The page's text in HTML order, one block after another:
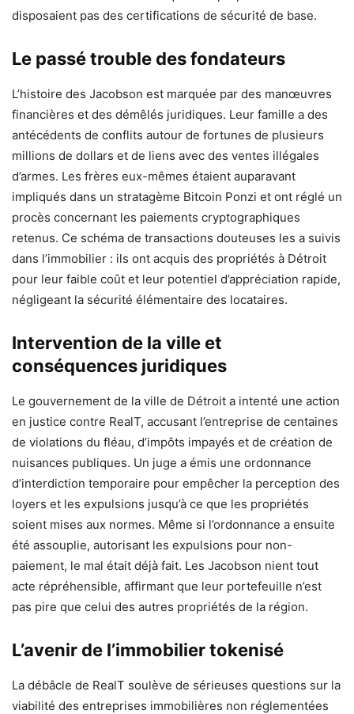
disposaient pas des certifications de sécurité de base.
Le passé trouble des fondateurs
L’histoire des Jacobson est marquée par des manœuvres
financières et des démêlés juridiques. Leur famille a des
antécédents de conflits autour de fortunes de plusieurs
millions de dollars et de liens avec des ventes illégales
d’armes. Les frères eux-mêmes étaient auparavant
impliqués dans un stratagème Bitcoin Ponzi et ont réglé un
procès concernant les paiements cryptographiques
retenus. Ce schéma de transactions douteuses les a suivis
dans l’immobilier : ils ont acquis des propriétés à Détroit
pour leur faible coût et leur potentiel d’appréciation rapide,
négligeant la sécurité élémentaire des locataires.
Intervention de la ville et
conséquences juridiques
Le gouvernement de la ville de Détroit a intenté une action
en justice contre RealT, accusant l’entreprise de centaines
de violations du fléau, d’impôts impayés et de création de
nuisances publiques. Un juge a émis une ordonnance
d’interdiction temporaire pour empêcher la perception des
loyers et les expulsions jusqu’à ce que les propriétés
soient mises aux normes. Même si l’ordonnance a ensuite
été assouplie, autorisant les expulsions pour non-
paiement, le mal était déjà fait. Les Jacobson nient tout
acte répréhensible, affirmant que leur portefeuille n’est
pas pire que celui des autres propriétés de la région.
L’avenir de l’immobilier tokenisé
La débâcle de RealT soulève de sérieuses questions sur la
viabilité des entreprises immobilières non réglementées